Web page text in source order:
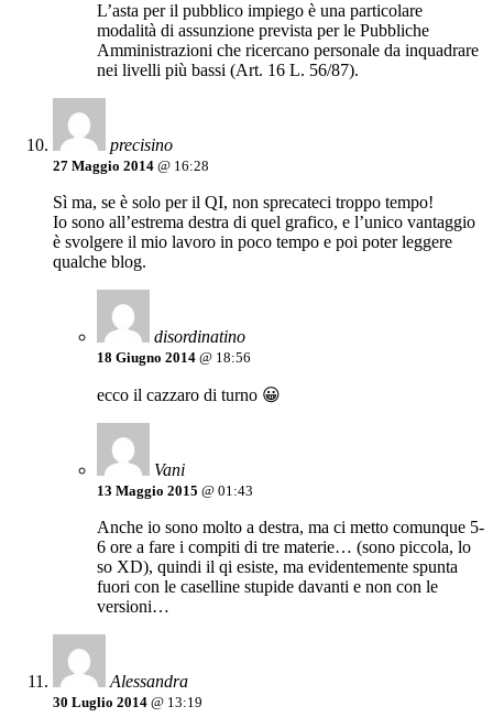
L’asta per il pubblico impiego è una particolare
modalità di assunzione prevista per le Pubbliche
Amministrazioni che ricercano personale da inquadrare
nei livelli più bassi (Art. 16 L. 56/87).
precisino
27 Maggio 2014 @ 16:28
Sì ma, se è solo per il QI, non sprecateci troppo tempo!
Io sono all’estrema destra di quel grafico, e l’unico vantaggio
è svolgere il mio lavoro in poco tempo e poi poter leggere
qualche blog.
disordinatino
18 Giugno 2014 @ 18:56
ecco il cazzaro di turno 😀
Vani
13 Maggio 2015 @ 01:43
Anche io sono molto a destra, ma ci metto comunque 5-
6 ore a fare i compiti di tre materie… (sono piccola, lo
so XD), quindi il qi esiste, ma evidentemente spunta
fuori con le caselline stupide davanti e non con le
versioni…
Alessandra
30 Luglio 2014 @ 13:19